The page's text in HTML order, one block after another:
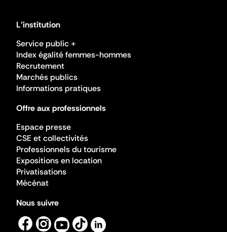
L'institution
Service public +
Index égalité femmes-hommes
Recrutement
Marchés publics
Informations pratiques
Offre aux professionnels
Espace presse
CSE et collectivités
Professionnels du tourisme
Expositions en location
Privatisations
Mécénat
Nous suivre